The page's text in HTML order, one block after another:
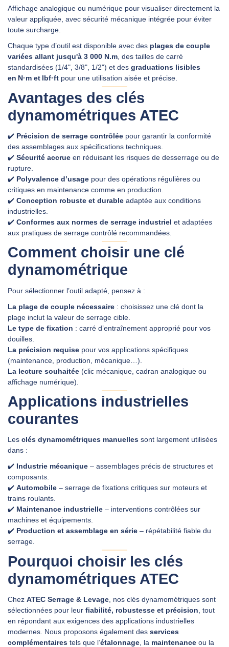
Affichage analogique ou numérique pour visualiser directement la
valeur appliquée, avec sécurité mécanique intégrée pour éviter
toute surcharge.
Chaque type d’outil est disponible avec des plages de couple
variées allant jusqu'à 3 000 N.m , des tailles de carré
standardisées (1/4", 3/8", 1/2") et des graduations lisibles
en N·m et lbf·ft pour une utilisation aisée et précise.
Avantages des clés
dynamométriques ATEC
✔️ Précision de serrage contrôlée pour garantir la conformité
des assemblages aux spécifications techniques.
✔️ Sécurité accrue en réduisant les risques de desserrage ou de
rupture.
✔️ Polyvalence d’usage pour des opérations régulières ou
critiques en maintenance comme en production.
✔️ Conception robuste et durable adaptée aux conditions
industrielles.
✔️ Conformes aux normes de serrage industriel et adaptées
aux pratiques de serrage contrôlé recommandées.
Comment choisir une clé
dynamométrique
Pour sélectionner l’outil adapté, pensez à :
La plage de couple nécessaire : choisissez une clé dont la
plage inclut la valeur de serrage cible.
Le type de fixation : carré d’entraînement approprié pour vos
douilles.
La précision requise pour vos applications spécifiques
(maintenance, production, mécanique…).
La lecture souhaitée (clic mécanique, cadran analogique ou
affichage numérique).
Applications industrielles
courantes
Les clés dynamométriques manuelles sont largement utilisées
dans :
✔️ Industrie mécanique – assemblages précis de structures et
composants.
✔️ Automobile – serrage de fixations critiques sur moteurs et
trains roulants.
✔️ Maintenance industrielle – interventions contrôlées sur
machines et équipements.
✔️ Production et assemblage en série – répétabilité fiable du
serrage.
Pourquoi choisir les clés
dynamométriques ATEC
Chez ATEC Serrage & Levage , nos clés dynamométriques sont
sélectionnées pour leur fiabilité, robustesse et précision , tout
en répondant aux exigences des applications industrielles
modernes. Nous proposons également des services
complémentaires tels que l’étalonnage , la maintenance ou la